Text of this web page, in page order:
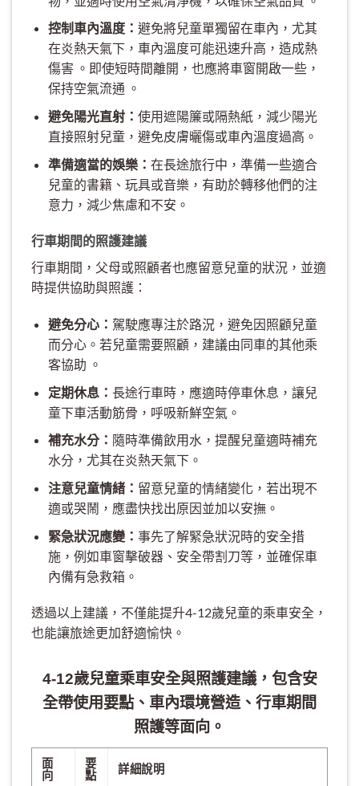
控制車內溫度： 避免將兒童單獨留在車內，尤其
在炎熱天氣下，車內溫度可能迅速升高，造成熱
傷害 。即使短時間離開，也應將車窗開啟一些，
保持空氣流通 。
避免陽光直射： 使用遮陽簾或隔熱紙，減少陽光
直接照射兒童，避免皮膚曬傷或車內溫度過高。
準備適當的娛樂： 在長途旅行中，準備一些適合
兒童的書籍、玩具或音樂，有助於轉移他們的注
意力，減少焦慮和不安。
行車期間的照護建議
行車期間，父母或照顧者也應留意兒童的狀況，並適
時提供協助與照護：
避免分心： 駕駛應專注於路況，避免因照顧兒童
而分心。若兒童需要照顧，建議由同車的其他乘
客協助 。
定期休息： 長途行車時，應適時停車休息，讓兒
童下車活動筋骨，呼吸新鮮空氣。
補充水分： 隨時準備飲用水，提醒兒童適時補充
水分，尤其在炎熱天氣下。
注意兒童情緒： 留意兒童的情緒變化，若出現不
適或哭鬧，應盡快找出原因並加以安撫。
緊急狀況應變： 事先了解緊急狀況時的安全措
施，例如車窗擊破器、安全帶割刀等，並確保車
內備有急救箱。
透過以上建議，不僅能提升4-12歲兒童的乘車安全，
也能讓旅途更加舒適愉快。
4-12歲兒童乘車安全與照護建議，包含安
全帶使用要點、車內環境營造、行車期間
照護等面向。
面
向
要
點
詳細說明